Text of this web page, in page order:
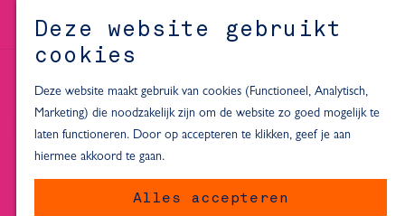
Deze website gebruikt
cookies
Deze website maakt gebruik van cookies (Functioneel, Analytisch,
Marketing) die noodzakelijk zijn om de website zo goed mogelijk te
laten functioneren. Door op accepteren te klikken, geef je aan
hiermee akkoord te gaan.
Alles accepteren
M
e
n
u
Inspiratie voor een dagje Delft
Dagje naar het strand
Fietsen in de omgeving van Delft
Must-see attracties in de buurt
van Delft
Blijven slapen